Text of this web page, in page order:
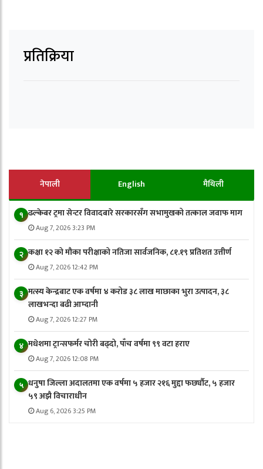
प्रतिक्रिया
नेपाली English मैथिली
१ ढल्केबर ट्रमा सेन्टर विवादबारे सरकारसँग सभामुखको तत्काल जवाफ माग
Aug 7, 2026 3:23 PM
२ कक्षा १२ को मौका परीक्षाको नतिजा सार्वजनिक, ८१.१९ प्रतिशत उत्तीर्ण
Aug 7, 2026 12:42 PM
३ मत्स्य केन्द्रबाट एक वर्षमा ४ करोड ३८ लाख माछाका भुरा उत्पादन, ३८
लाखभन्दा बढी आम्दानी
Aug 7, 2026 12:27 PM
४ मधेशमा ट्रान्सफर्मर चोरी बढ्दो, पाँच वर्षमा ९९ वटा हराए
Aug 7, 2026 12:08 PM
५ धनुषा जिल्ला अदालतमा एक वर्षमा ५ हजार २१६ मुद्दा फर्छ्यौट, ५ हजार
५९ अझै विचाराधीन
Aug 6, 2026 3:25 PM